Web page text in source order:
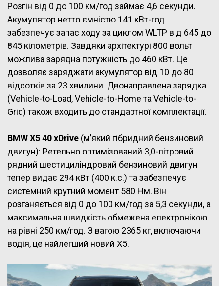
Розгін від 0 до 100 км/год займає 4,6 секунди.
Акумулятор нетто ємністю 141 кВт-год
забезпечує запас ходу за циклом WLTP від 645 до
845 кілометрів. Завдяки архітектурі 800 вольт
можлива зарядна потужність до 460 кВт. Це
дозволяє заряджати акумулятор від 10 до 80
відсотків за 23 хвилини. Двонаправлена зарядка
(Vehicle-to-Load, Vehicle-to-Home та Vehicle-to-
Grid) також входить до стандартної комплектації.
BMW X5 40 xDrive (м’який гібридний бензиновий
двигун): Ретельно оптимізований 3,0-літровий
рядний шестициліндровий бензиновий двигун
тепер видає 294 кВт (400 к.с.) та забезпечує
системний крутний момент 580 Нм. Він
розганяється від 0 до 100 км/год за 5,3 секунди, а
максимальна швидкість обмежена електронікою
на рівні 250 км/год. З вагою 2365 кг, включаючи
водія, це найлегший новий X5.